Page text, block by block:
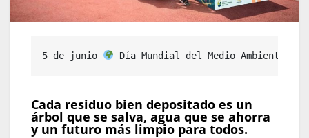
5 de junio Día Mundial del Medio Ambiente
Cada residuo bien depositado es un
árbol que se salva, agua que se ahorra
y un futuro más limpio para todos.